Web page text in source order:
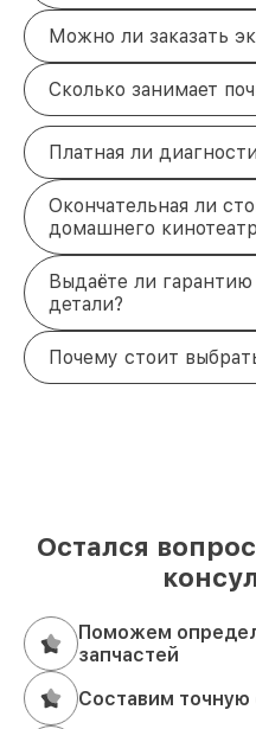
Можно ли заказать
Сколько занимает
Платная ли
Окончательная ли
домашнего
Выдаёте ли
детали?
Почему стоит
Остался
Поможем
запчастей
Составим точную